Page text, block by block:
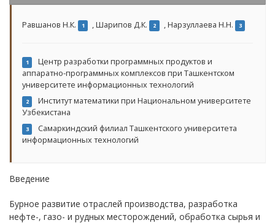
Равшанов Н.К. 1 ,Шарипов Д.К. 2 ,Нарзуллаева Н.Н. 3
1
Центр разработки программных продуктов и
аппаратно-программных комплексов при Ташкентском
университете информационных технологий
2
Институт математики при Национальном университете
Узбекистана
3
Самаркиндский филиал Ташкентского университета
информационных технологий
Введение
Бурное развитие отраслей производства, разработка
нефте-, газо- и рудных месторождений, обработка сырья и